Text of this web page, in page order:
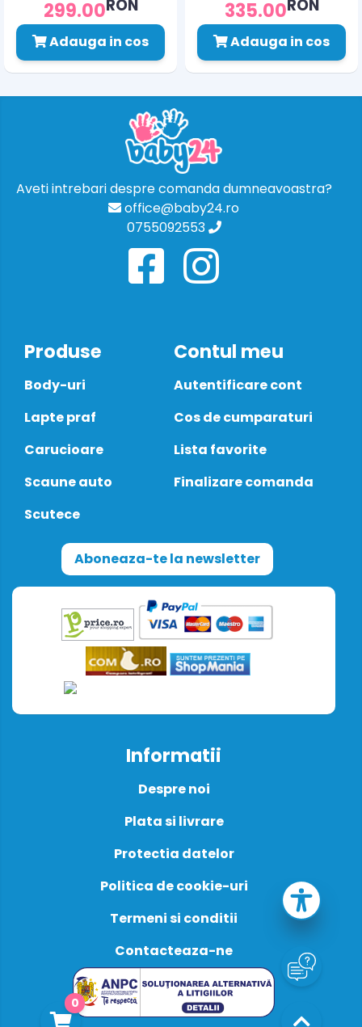
0
299.00RON
Adauga in cos
335.00RON
Adauga in cos
Aveti intrebari despre comanda dumneavoastra?
office@baby24.ro
0755092553
Produse
Body-uri
Lapte praf
Carucioare
Scaune auto
Scutece
Contul meu
Autentificare cont
Cos de cumparaturi
Lista favorite
Finalizare comanda
Aboneaza-te la newsletter
Informatii
Despre noi
Plata si livrare
Protectia datelor
Politica de cookie-uri
Termeni si conditii
Contacteaza-ne